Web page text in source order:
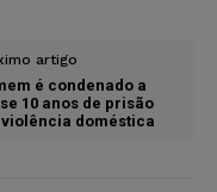
artigo
é condenado a
10 anos de prisão
doméstica